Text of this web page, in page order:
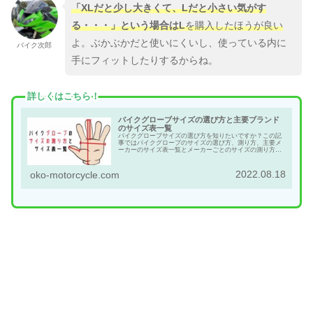
バイク次郎
「XLだと少し大きくて、Lだと小さい気がす
る・・・」という場合はLを購入したほうが良い
よ。ぶかぶかだと使いにくいし、使っている内に
手にフィットしたりするからね。
詳しくはこちら！
バイクグローブサイズの選び方と主要ブランド
のサイズ表一覧
バイクグローブサイズの選び方を知りたいですか？この記
事ではバイクグローブのサイズの選び方、測り方、主要メ
ーカーのサイズ表一覧とメーカーごとのサイズの測り方を
oko-motorcycle.com 2022.08.18